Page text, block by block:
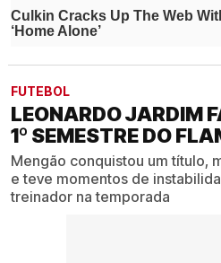
FUTEBOL
LEONARDO JARDIM
1º SEMESTRE DO
Mengão conquistou um título,
e teve momentos de
treinador na temporada